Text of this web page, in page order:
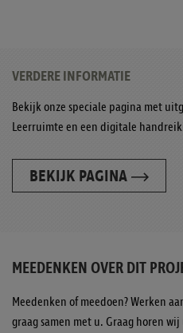
VERDERE INFORMATIE
Bekijk onze speciale pagina met
Leerruimte en een digitale
BEKIJK PAGINA
MEEDENKEN OVER DIT
Meedenken of meedoen? Werken
graag samen met u. Graag horen